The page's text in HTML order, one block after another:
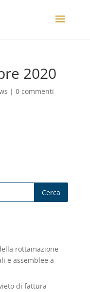
2020
| 0 commenti
rottamazione
e assemblee a
di fattura